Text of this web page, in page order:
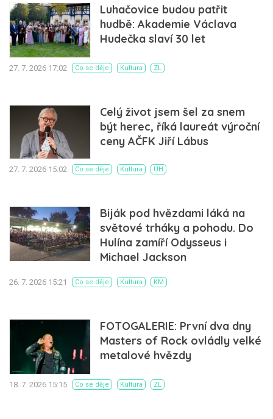
Luhačovice budou patřit
hudbě: Akademie Václava
Hudečka slaví 30 let
27. 7. 2026 17:02 Co se děje Kultura ZL
Celý život jsem šel za snem
být herec, říká laureát výroční
ceny AČFK Jiří Lábus
27. 7. 2026 15:02 Co se děje Kultura UH
Biják pod hvězdami láká na
světové trháky a pohodu. Do
Hulína zamíří Odysseus i
Michael Jackson
26. 7. 2026 15:21 Co se děje Kultura KM
FOTOGALERIE: První dva dny
Masters of Rock ovládly velké
metalové hvězdy
18. 7. 2026 15:15 Co se děje Kultura ZL